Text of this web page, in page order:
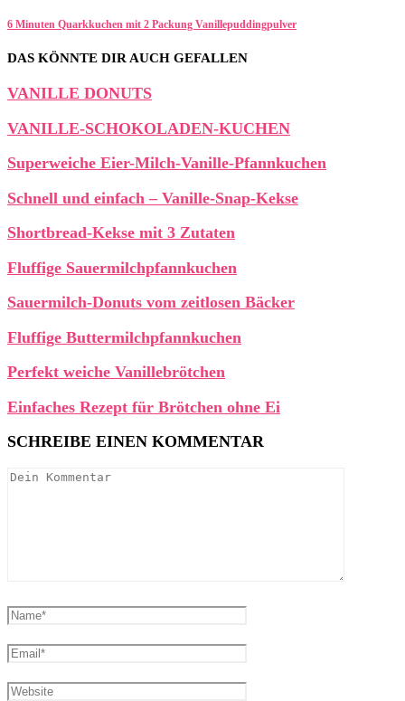
6 Minuten Quarkkuchen mit 2 Packung Vanillepuddingpulver
DAS KÖNNTE DIR AUCH GEFALLEN
VANILLE DONUTS
VANILLE-SCHOKOLADEN-KUCHEN
Superweiche Eier-Milch-Vanille-Pfannkuchen
Schnell und einfach – Vanille-Snap-Kekse
Shortbread-Kekse mit 3 Zutaten
Fluffige Sauermilchpfannkuchen
Sauermilch-Donuts vom zeitlosen Bäcker
Fluffige Buttermilchpfannkuchen
Perfekt weiche Vanillebrötchen
Einfaches Rezept für Brötchen ohne Ei
SCHREIBE EINEN KOMMENTAR